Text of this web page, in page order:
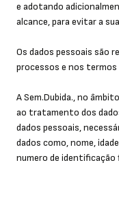
e adotando
alcance, para evitar a
Os dados pessoais são
processos e nos termos
A Sem.Dubida., no
ao tratamento dos
dados pessoais,
dados como, nome,
numero de identificação